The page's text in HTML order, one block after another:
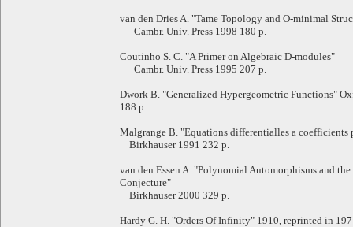
van den Dries A. "Tame Topology and O-minimal
Cambr. Univ. Press 1998 180 p.
Coutinho S. C. "A Primer on Algebraic D-modules"
Cambr. Univ. Press 1995 207 p.
Dwork B. "Generalized Hypergeometric Functions"
188 p.
Malgrange B. "Equations differentialles a
Birkhauser 1991 232 p.
van den Essen A. "Polynomial Automorphisms and the
Conjecture"
Birkhauser 2000 329 p.
Hardy G. H. "Orders Of Infinity" 1910, reprinted in